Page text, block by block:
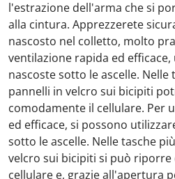
l'estrazione dell'arma che si
alla cintura. Apprezzerete
nascosto nel colletto, molto
ventilazione rapida ed
nascoste sotto le ascelle. Nelle
pannelli in velcro sui bicipiti
comodamente il cellulare. Per
ed efficace, si possono
sotto le ascelle. Nelle tasche
velcro sui bicipiti si può
cellulare e, grazie all'apertura